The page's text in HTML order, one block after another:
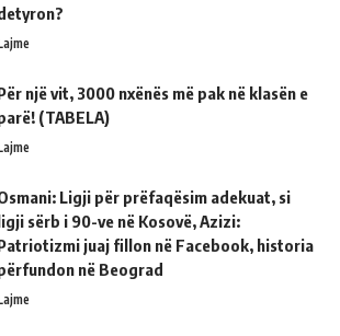
një vit, 3000 nxënës më pak në klasën e
(TABELA)
Ligji për prëfaqësim adekuat, si
sërb i 90-ve në Kosovë, Azizi:
juaj fillon në Facebook, historia
në Beograd